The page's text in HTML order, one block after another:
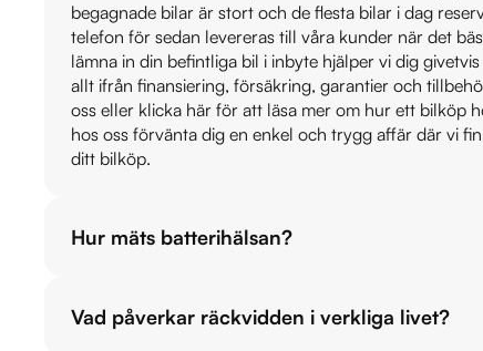
begagnade bilar är stort och de flesta bilar i dag
telefon för sedan levereras till våra kunder när det
lämna in din befintliga bil i inbyte hjälper vi dig
allt ifrån finansiering, försäkring, garantier och
oss eller klicka här för att läsa mer om hur ett bilköp
hos oss förvänta dig en enkel och trygg affär där vi
ditt bilköp.
Hur mäts batterihälsan?
Vad påverkar räckvidden i verkliga livet?